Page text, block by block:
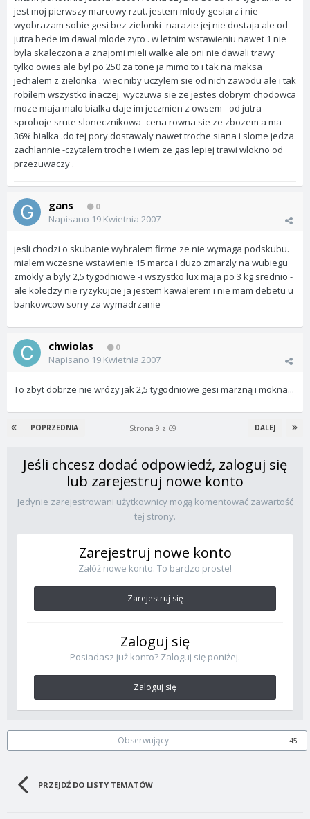
jest moj pierwszy marcowy rzut. jestem mlody gesiarz i nie
wyobrazam sobie gesi bez zielonki -narazie jej nie dostaja ale od
jutra bede im dawal mlode zyto . w letnim wstawieniu nawet 1 nie
byla skaleczona a znajomi mieli walke ale oni nie dawali trawy
tylko owies ale byl po 250 za tone ja mimo to i tak na maksa
jechalem z zielonka . wiec niby uczylem sie od nich zawodu ale i tak
robilem wszystko inaczej. wyczuwa sie ze jestes dobrym chodowca
moze maja malo bialka daje im jeczmien z owsem - od jutra
sproboje srute slonecznikowa -cena rowna sie ze zbozem a ma
36% bialka .do tej pory dostawaly nawet troche siana i slome jedza
zachlannie -czytalem troche i wiem ze gas lepiej trawi wlokno od
przezuwaczy .
gans 0
Napisano 19 Kwietnia 2007
jesli chodzi o skubanie wybralem firme ze nie wymaga podskubu.
mialem wczesne wstawienie 15 marca i duzo zmarzly na wubiegu
zmokly a byly 2,5 tygodniowe -i wszystko lux maja po 3 kg srednio -
ale koledzy nie ryzykujcie ja jestem kawalerem i nie mam debetu u
bankowcow sorry za wymadrzanie
chwiolas 0
Napisano 19 Kwietnia 2007
To zbyt dobrze nie wrózy jak 2,5 tygodniowe gesi marzną i mokna...
POPRZEDNIA DALEJ
Strona 9 z 69
Jeśli chcesz dodać odpowiedź, zaloguj się
lub zarejestruj nowe konto
Jedynie zarejestrowani użytkownicy mogą komentować zawartość
tej strony.
Zarejestruj nowe konto
Załóż nowe konto. To bardzo proste!
Zarejestruj się
Zaloguj się
Posiadasz już konto? Zaloguj się poniżej.
Zaloguj się
Obserwujący 45
PRZEJDŹ DO LISTY TEMATÓW